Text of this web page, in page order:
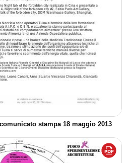
stampa 18 maggio 2013